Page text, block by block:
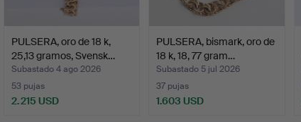
PULSERA, oro de 18 k,
25,13 gramos, Svensk…
Subastado 4 ago 2026
53 pujas
2.215 USD
PULSERA, bismark, oro de
18 k, 18, 77 gram…
Subastado 5 jul 2026
37 pujas
1.603 USD